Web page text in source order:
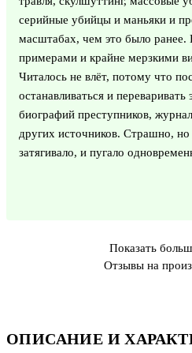
ОПИСАНИЕ И
серийные убийцы и маньяки и
масштабах, чем это было ранее.
примерами и крайне мерзкими
Читалось не влёт, потому что
останавливаться и
биографий преступников,
других источников. Страшно,
затягивало, и пугало
Показать
Отзывы на